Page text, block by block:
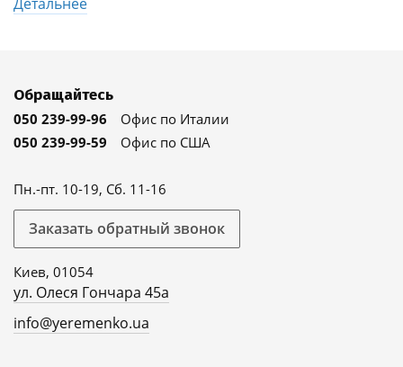
Обращайтесь
050 239-99-96
Офис по Италии
050 239-99-59
Офис по США
Пн.-пт. 10-19, Сб. 11-16
Заказать обратный звонок
Киев, 01054
ул. Олеся Гончара 45а
info@yeremenko.ua